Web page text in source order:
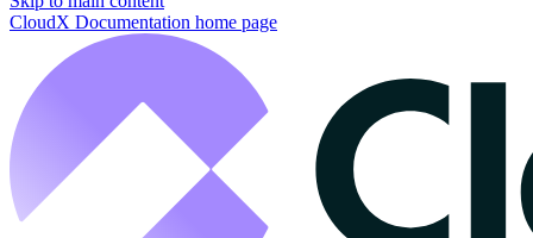
CloudX Documentation home page